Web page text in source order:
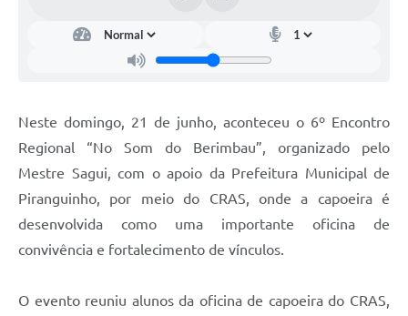
Neste domingo, 21 de junho, aconteceu o 6º Encontro
Regional “No Som do Berimbau”, organizado pelo
Mestre Sagui, com o apoio da Prefeitura Municipal de
Piranguinho, por meio do CRAS, onde a capoeira é
desenvolvida como uma importante oficina de
convivência e fortalecimento de vínculos.
O evento reuniu alunos da oficina de capoeira do CRAS,